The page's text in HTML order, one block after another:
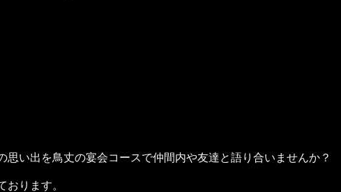
い出を鳥丈の宴会コースで仲間内や友達と語り合いませんか？
ります。